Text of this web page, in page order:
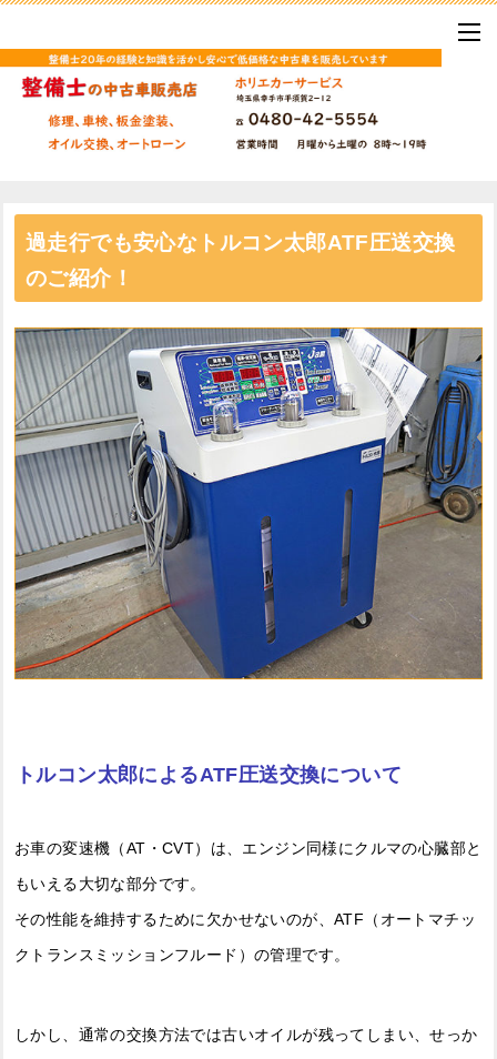
過走行でも安心なトルコン太郎ATF圧送交換
のご紹介！
トルコン太郎によるATF圧送交換について
お車の変速機（AT・CVT）は、エンジン同様にクルマの心臓部と
もいえる大切な部分です。
その性能を維持するために欠かせないのが、ATF（オートマチッ
クトランスミッションフルード）の管理です。
しかし、通常の交換方法では古いオイルが残ってしまい、せっか